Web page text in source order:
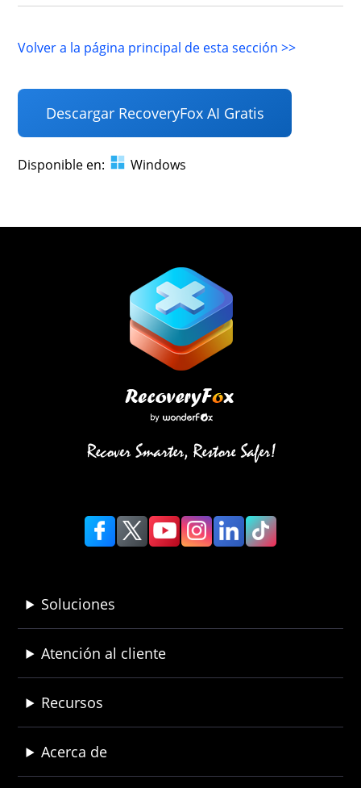
Volver a la página principal de esta sección >>
Descargar RecoveryFox AI Gratis
Disponible en: Windows
Soluciones
Atención al cliente
Recursos
Acerca de